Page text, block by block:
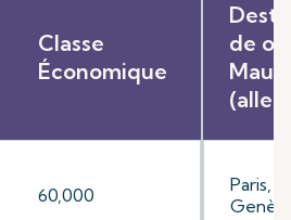
Classe
Économique
60,000
de
Paris,